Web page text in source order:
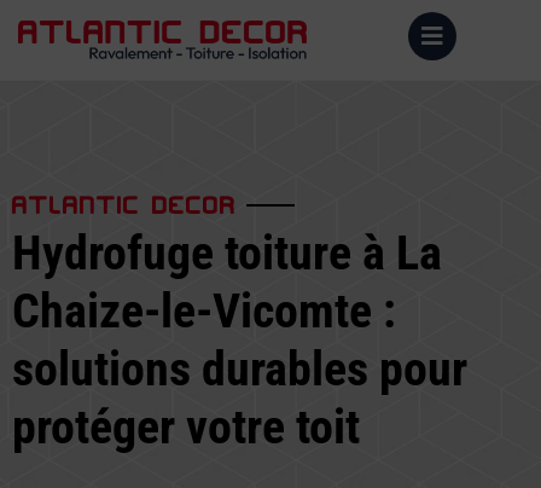
ATLANTIC DECOR
Hydrofuge toiture à La
Chaize-le-Vicomte :
solutions durables pour
protéger votre toit